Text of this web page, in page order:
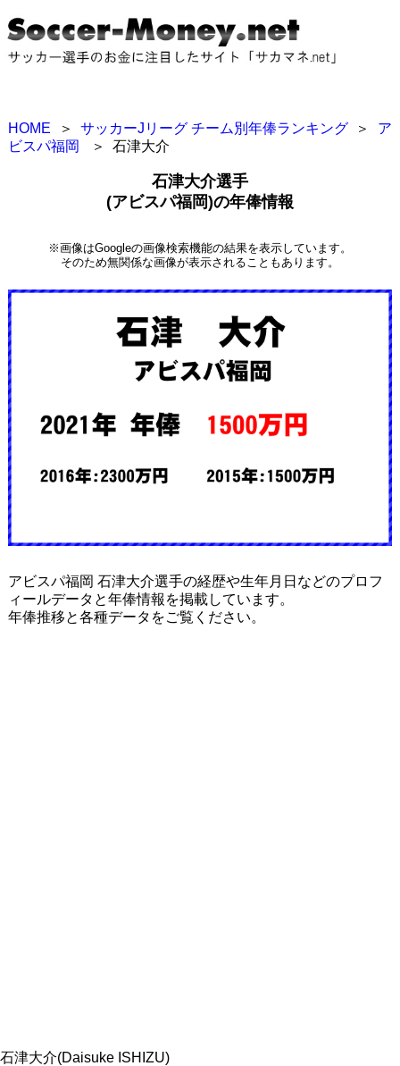
HOME ＞ サッカーJリーグ チーム別年俸ランキング ＞
ア
ビスパ福岡
＞ 石津大介
石津大介選手
(アビスパ福岡)の年俸情報
※画像はGoogleの画像検索機能の結果を表示しています。
そのため無関係な画像が表示されることもあります。
アビスパ福岡 石津大介選手の経歴や生年月日などのプロフ
ィールデータと年俸情報を掲載しています。
年俸推移と各種データをご覧ください。
石津大介(Daisuke ISHIZU)